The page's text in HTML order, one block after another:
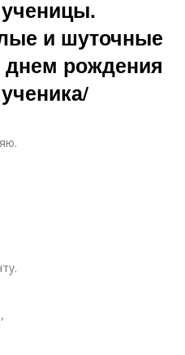
и шуточные
днем рождения